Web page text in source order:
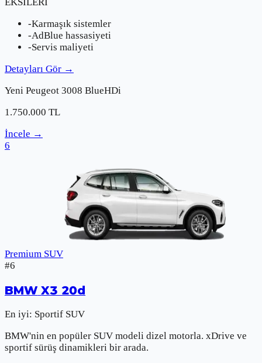
-Karmaşık sistemler
-AdBlue hassasiyeti
-Servis maliyeti
Detayları Gör →
Yeni Peugeot 3008 BlueHDi
1.750.000 TL
İncele →
6
Premium SUV
#6
BMW X3 20d
En iyi: Sportif SUV
BMW'nin en popüler SUV modeli dizel motorla. xDrive ve
sportif sürüş dinamikleri bir arada.